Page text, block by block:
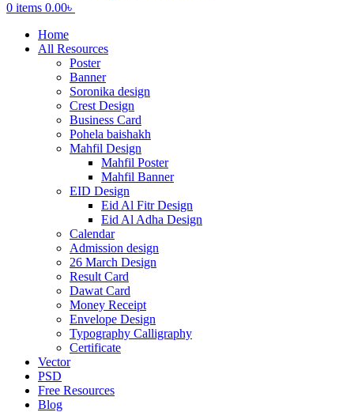
0 items 0.00৳
Home
All Resources
Poster
Banner
Soronika design
Crest Design
Business Card
Pohela baishakh
Mahfil Design
Mahfil Poster
Mahfil Banner
EID Design
Eid Al Fitr Design
Eid Al Adha Design
Calendar
Admission design
26 March Design
Result Card
Dawat Card
Money Receipt
Envelope Design
Typography Calligraphy
Certificate
Vector
PSD
Free Resources
Blog